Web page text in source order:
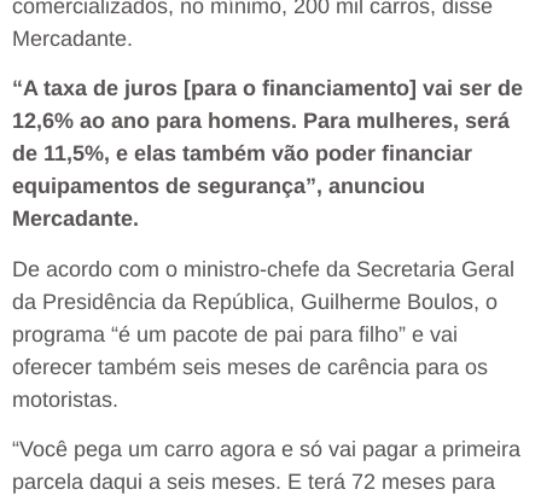
comercializados, no mínimo, 200 mil carros, disse
Mercadante.
“A taxa de juros [para o financiamento] vai ser de
12,6% ao ano para homens. Para mulheres, será
de 11,5%, e elas também vão poder financiar
equipamentos de segurança”, anunciou
Mercadante.
De acordo com o ministro-chefe da Secretaria Geral
da Presidência da República, Guilherme Boulos, o
programa “é um pacote de pai para filho” e vai
oferecer também seis meses de carência para os
motoristas.
“Você pega um carro agora e só vai pagar a primeira
parcela daqui a seis meses. E terá 72 meses para